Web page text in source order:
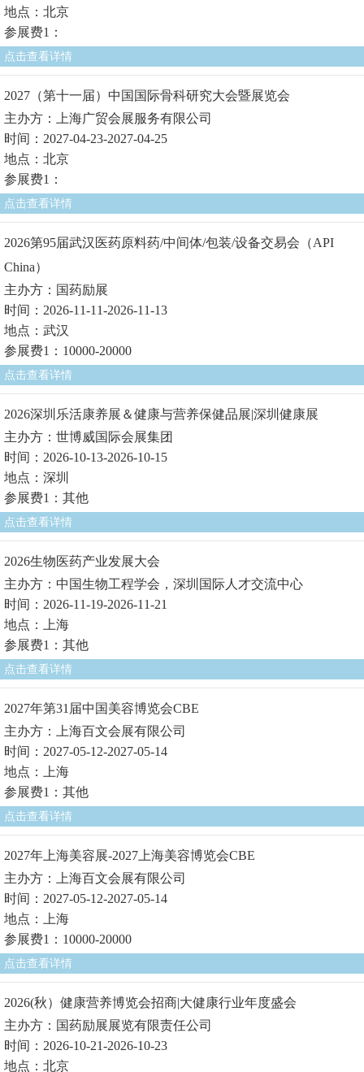
地点：北京
参展费1：
点击查看详情
2027（第十一届）中国国际骨科研究大会暨展览会
主办方：上海广贸会展服务有限公司
时间：2027-04-23-2027-04-25
地点：北京
参展费1：
点击查看详情
2026第95届武汉医药原料药/中间体/包装/设备交易会（API
China）
主办方：国药励展
时间：2026-11-11-2026-11-13
地点：武汉
参展费1：10000-20000
点击查看详情
2026深圳乐活康养展＆健康与营养保健品展|深圳健康展
主办方：世博威国际会展集团
时间：2026-10-13-2026-10-15
地点：深圳
参展费1：其他
点击查看详情
2026生物医药产业发展大会
主办方：中国生物工程学会，深圳国际人才交流中心
时间：2026-11-19-2026-11-21
地点：上海
参展费1：其他
点击查看详情
2027年第31届中国美容博览会CBE
主办方：上海百文会展有限公司
时间：2027-05-12-2027-05-14
地点：上海
参展费1：其他
点击查看详情
2027年上海美容展-2027上海美容博览会CBE
主办方：上海百文会展有限公司
时间：2027-05-12-2027-05-14
地点：上海
参展费1：10000-20000
点击查看详情
2026(秋）健康营养博览会招商|大健康行业年度盛会
主办方：国药励展展览有限责任公司
时间：2026-10-21-2026-10-23
地点：北京